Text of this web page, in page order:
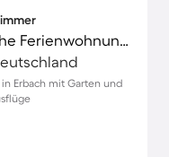
Familienorientierte gemütliche Ferienwohnung mit Terrasse und Garten | Gartenblick
Erbach mit Garten und